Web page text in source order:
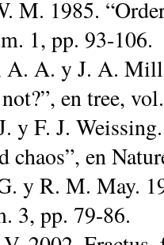
M. 1985.
1, pp. 93-106.
A. y J. A.
en tree,
y F. J.
chaos”, en
y R. M. May.
3, pp. 79-86.